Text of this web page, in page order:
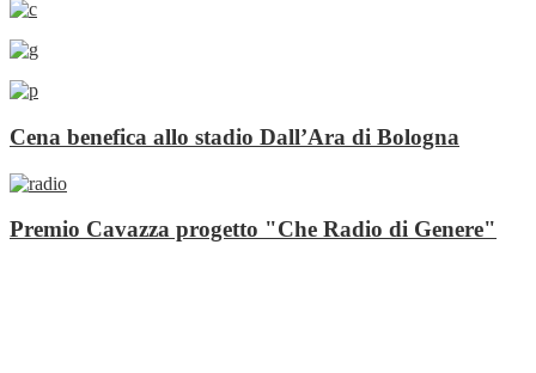
Cena benefica allo stadio Dall’Ara di Bologna
Premio Cavazza progetto "Che Radio di Genere"